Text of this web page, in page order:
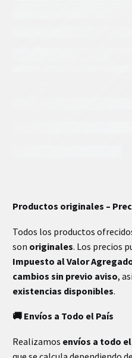
Productos originales –
Todos los productos
son originales. Los precios
Impuesto al Valor
cambios sin previo aviso,
existencias disponibles.
🚚 Envíos a Todo el País
Realizamos envíos a todo